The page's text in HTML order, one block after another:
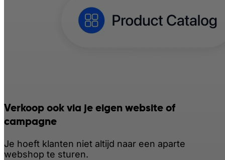
Verkoop ook via je eigen website of
campagne
Je hoeft klanten niet altijd naar een aparte
webshop te sturen.